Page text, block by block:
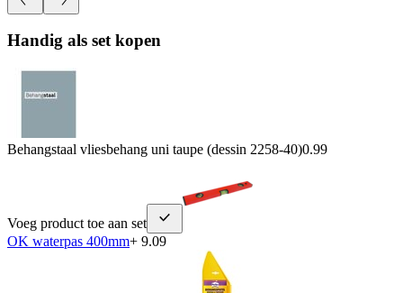
Handig als set kopen
Behangstaal vliesbehang uni taupe (dessin 2258-40)0.99
Voeg product toe aan set
OK waterpas 400mm+ 9.09